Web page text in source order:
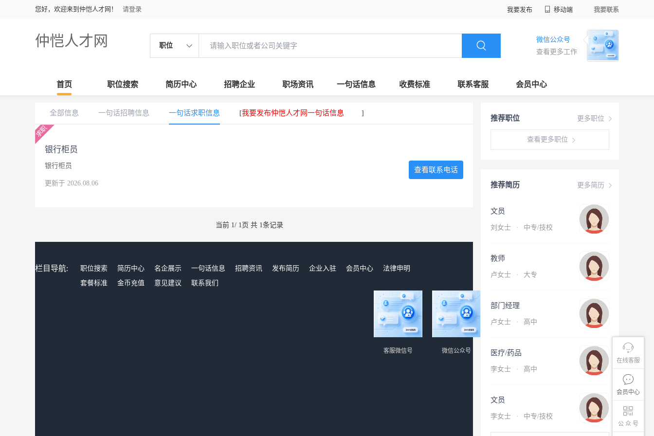
您好，欢迎来到仲恺人才网！ 请登录 我要发布 移动端 我要联系
仲恺人才网 职位
微信公众号
查看更多工作
首页 职位搜索 简历中心 招聘企业 职场资讯 一句话信息 收费标准 联系客服 会员中心
在线客服
会员中心
公 众 号
更多职位
推荐职位
查看更多职位
更多简历
推荐简历
文员
刘女士 · 中专/技校
教师
卢女士 · 大专
部门经理
卢女士 · 高中
医疗/药品
李女士 · 高中
文员
李女士 · 中专/技校
全部信息 一句话招聘信息 一句话求职信息 [我要发布仲恺人才网一句话信息 ]
银行柜员
银行柜员
更新于 2026.08.06
查看联系电话
当前 1/ 1页 共 1条记录
栏目导航: 职位搜索 简历中心 名企展示 一句话信息 招聘资讯 发布简历 企业入驻 会员中心
法律申明
套餐标准
金币充值 意见建议 联系我们
微信公众号
客服微信号